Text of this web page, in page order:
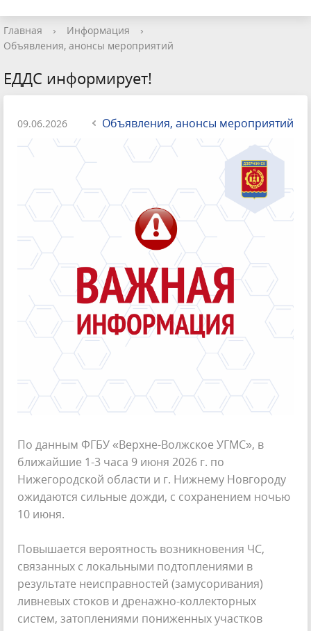
Главная › Информация
›
Объявления, анонсы мероприятий
ЕДДС информирует!
09.06.2026 Объявления, анонсы мероприятий
По данным ФГБУ «Верхне-Волжское УГМС», в
ближайшие 1-3 часа 9 июня 2026 г. по
Нижегородской области и г. Нижнему Новгороду
ожидаются сильные дожди, с сохранением ночью
10 июня.
Повышается вероятность возникновения ЧС,
связанных с локальными подтоплениями в
результате неисправностей (замусоривания)
ливневых стоков и дренажно-коллекторных
систем, затоплениями пониженных участков